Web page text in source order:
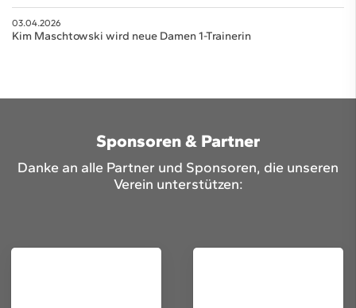
03.04.2026
Kim Maschtowski wird neue Damen 1-Trainerin
Sponsoren & Partner
Danke an alle Partner und Sponsoren, die unseren
Verein unterstützen: